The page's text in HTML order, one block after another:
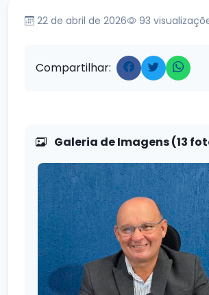
22 de abril de 2026 93
Compartilhar:
Galeria de Imagens (13